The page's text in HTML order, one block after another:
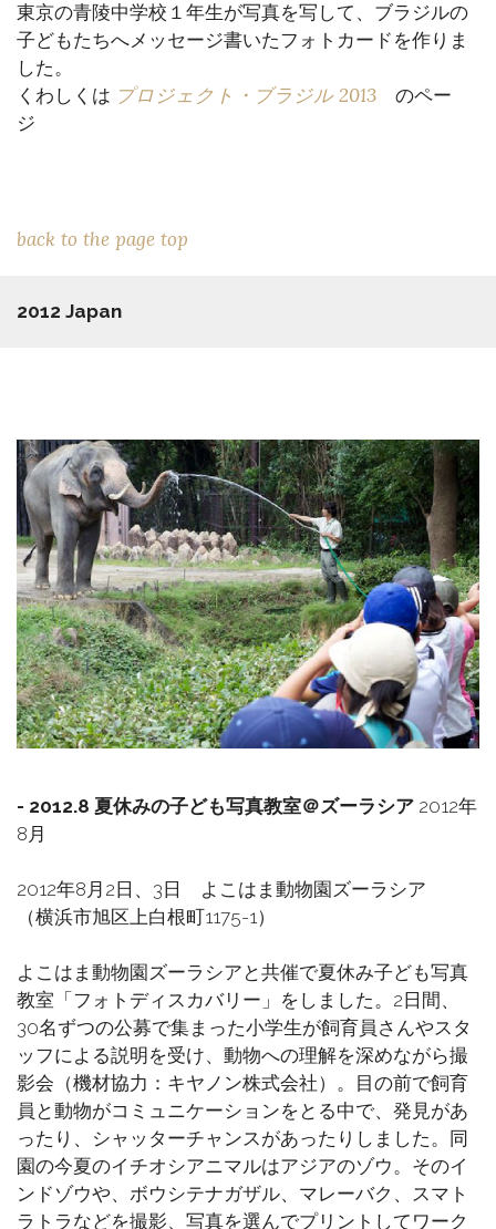
東京の青陵中学校１年生が写真を写して、ブラジルの
子どもたちへメッセージ書いたフォトカードを作りま
した。
くわしくは プロジェクト・ブラジル 2013 のペー
ジ
back to the page top
2012 Japan
- 2012.8 夏休みの子ども写真教室＠ズーラシア 2012年
8月
2012年8月2日、3日 よこはま動物園ズーラシア
（横浜市旭区上白根町1175-1）
よこはま動物園ズーラシアと共催で夏休み子ども写真
教室「フォトディスカバリー」をしました。2日間、
30名ずつの公募で集まった小学生が飼育員さんやスタ
ッフによる説明を受け、動物への理解を深めながら撮
影会（機材協力：キヤノン株式会社）。目の前で飼育
員と動物がコミュニケーションをとる中で、発見があ
ったり、シャッターチャンスがあったりしました。同
園の今夏のイチオシアニマルはアジアのゾウ。そのイ
ンドゾウや、ボウシテナガザル、マレーバク、スマト
ラトラなどを撮影、写真を選んでプリントしてワーク